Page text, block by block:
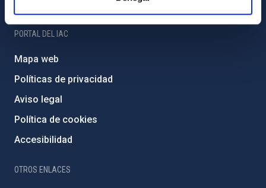
PORTAL DEL IAC
Mapa web
Políticas de privacidad
Aviso legal
Política de cookies
Accesibilidad
OTROS ENLACES